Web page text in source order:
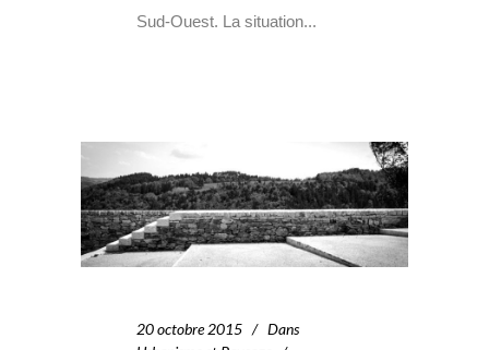
Sud-Ouest. La situation...
20 octobre 2015
Dans